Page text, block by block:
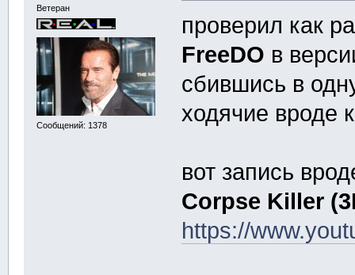
Ветеран
Сообщений: 1378
проверил как
FreeDO в
сбившись в
ходячие вроде
вот запись
Corpse Killer
https://